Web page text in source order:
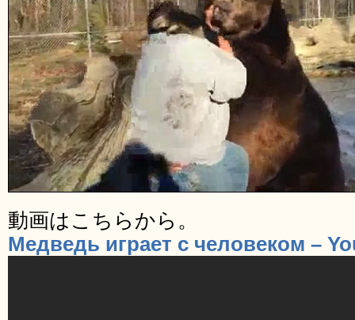
動画はこちらから。
Медведь играет с человеком –